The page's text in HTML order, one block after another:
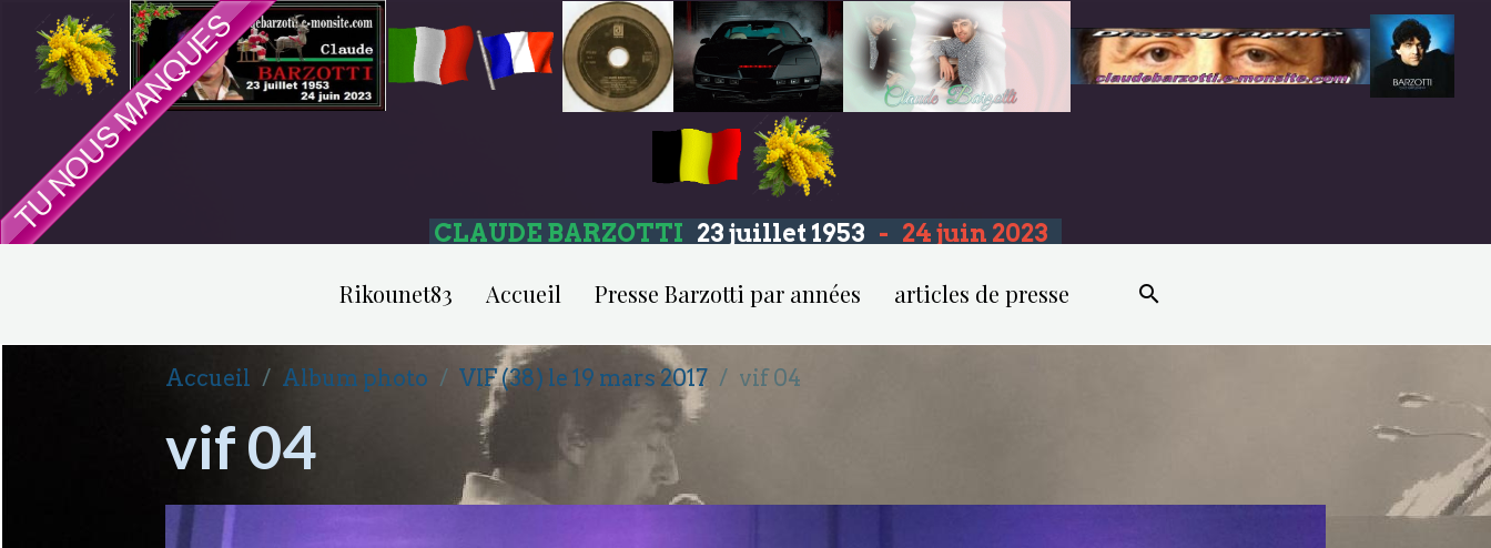
CLAUDE BARZOTTI 23 juillet 1953 - 24 juin 2023
Rikounet83 Accueil Presse Barzotti par années articles de presse
Accueil Album photo VIF (38) le 19 mars 2017 vif 04
vif 04